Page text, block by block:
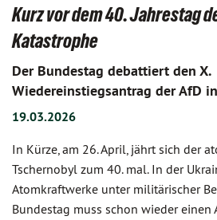
Kurz vor dem 40. Jahrestag
Katastrophe
Der Bundestag debattiert den X.
Wiedereinstiegsantrag der AfD
19.03.2026
In Kürze, am 26. April, jährt sich der
Tschernobyl zum 40. mal. In der
Atomkraftwerke unter militärischer
Bundestag muss schon wieder einen